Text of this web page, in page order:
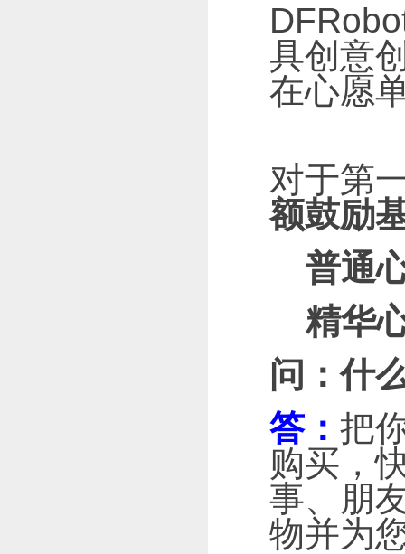
具创意
在心愿
对于第
额鼓励
普通
精华
问：什
答： 把
购买，
事、朋
物并为